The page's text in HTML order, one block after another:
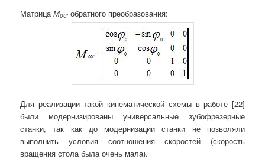
МатрицаM00′ обратного преобразования:
Для реализации такой кинематической схемы в работе [22]
были модернизированы универсальные зубофрезерные
станки, так как до модернизации станки не позволяли
выполнить условия соотношения скоростей (скорость
вращения стола была очень мала).